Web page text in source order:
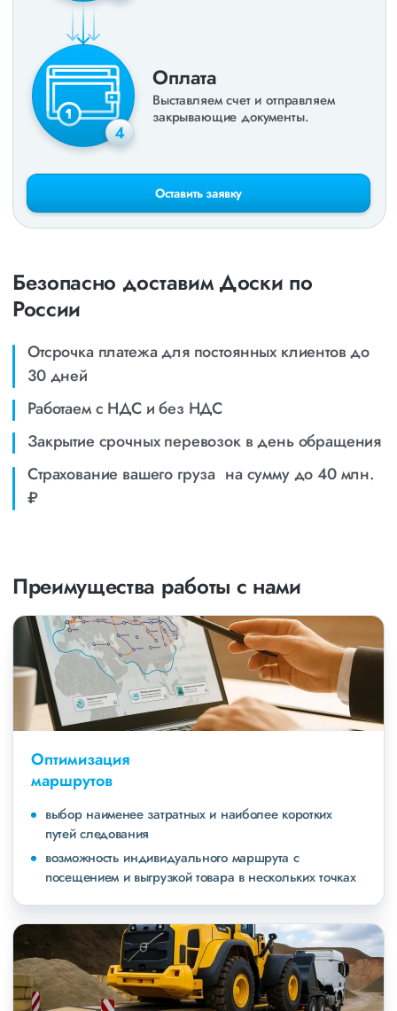
4
Оплата
Выставляем счет и отправляем
закрывающие документы.
Оставить заявку
Безопасно доставим Доски по
России
Отсрочка платежа для постоянных клиентов до
30 дней
Работаем с НДС и без НДС
Закрытие срочных перевозок в день обращения
Страхование вашего груза на сумму до 40 млн.
₽
Преимущества работы с нами
Оптимизация
маршрутов
выбор наименее затратных и наиболее коротких
путей следования
возможность индивидуального маршрута с
посещением и выгрузкой товара в нескольких точках